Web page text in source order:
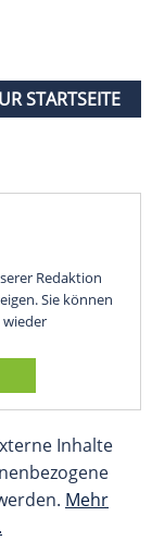
STARTSEITE
Redaktion
Sie können
wieder
Inhalte
Mehr